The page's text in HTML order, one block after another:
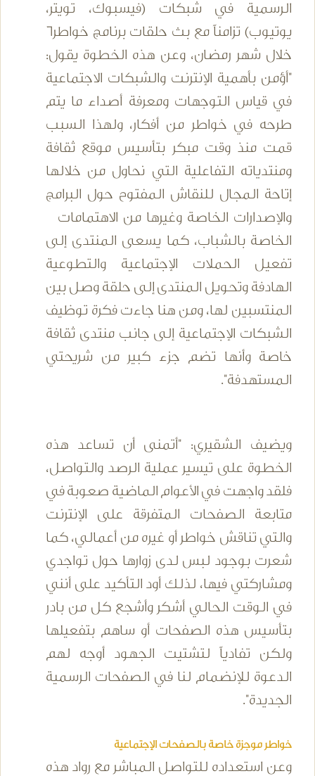
الرسمية في شبكات (فيسبوك، تويتر،
يوتيوب) تزامناً مع بث حلقات برنامج خواطر6
خلال شهر رمضان، وعن هذه الخطوة يقول:
"أؤمن بأهمية الإنترنت والشبكات الاجتماعية
في قياس التوجهات ومعرفة أصداء ما يتم
طرحه في خواطر من أفكار، ولهذا السبب
قمت منذ وقت مبكر بتأسيس موقع ثقافة
ومنتدياته التفاعلية التي نحاول من خلالها
إتاحة المجال للنقاش المفتوح حول البرامج
والإصدارات الخاصة وغيرها من الاهتمامات
الخاصة بالشباب، كما يسعى المنتدى إلى
تفعيل الحملات الإجتماعية والتطوعية
الهادفة وتحويل المنتدى إلى حلقة وصل بين
المنتسبين لها، ومن هنا جاءت فكرة توظيف
الشبكات الإجتماعية إلى جانب منتدى ثقافة
خاصة وأنها تضم جزء كبير من شريحتي
المستهدفة".
ويضيف الشقيري: "أتمنى أن تساعد هذه
الخطوة على تيسير عملية الرصد والتواصل،
فلقد واجهت في الأعوام الماضية صعوبة في
متابعة الصفحات المتفرقة على الإنترنت
والتي تناقش خواطر أو غيره من أعمالي، كما
شعرت بوجود لبس لدى زوارها حول تواجدي
ومشاركتي فيها، لذلك أود التأكيد على أنني
في الوقت الحالي أشكر وأشجع كل من بادر
بتأسيس هذه الصفحات أو ساهم بتفعيلها
ولكن تفادياً لتشتيت الجهود أوجه لهم
الدعوة للإنضمام لنا في الصفحات الرسمية
الجديدة".
خواطر موجزة خاصة بالصفحات الإجتماعية
وعن استعداده للتواصل المباشر مع رواد هذه